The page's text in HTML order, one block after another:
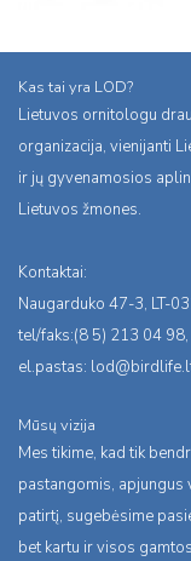
Kas tai yra LOD?
Lietuvos ornitologu
organizacija, vienijanti
ir jų gyvenamosios
Lietuvos žmones.
Kontaktai:
Naugarduko 47-3, LT-
tel/faks:(8 5) 213 04 98,
el.pastas:
Mūsų vizija
Mes tikime, kad tik
pastangomis, apjungus
patirtį, sugebėsime
bet kartu ir visos